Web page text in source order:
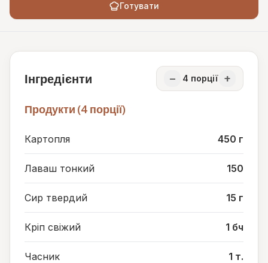
Готувати
Інгредієнти − 4 порції +
Продукти (4 порції)
Картопля 450 г
Лаваш тонкий 150
Сир твердий 15 г
Кріп свіжий 1 бч
Часник 1 т.